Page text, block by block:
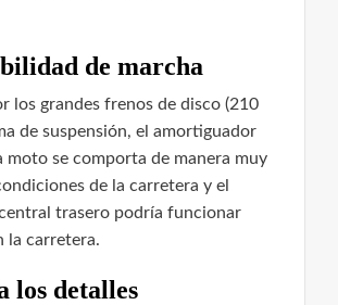
de marcha
los grandes frenos de disco (210
de suspensión, el amortiguador
moto se comporta de manera muy
de la carretera y el
trasero podría funcionar
la carretera.
los detalles